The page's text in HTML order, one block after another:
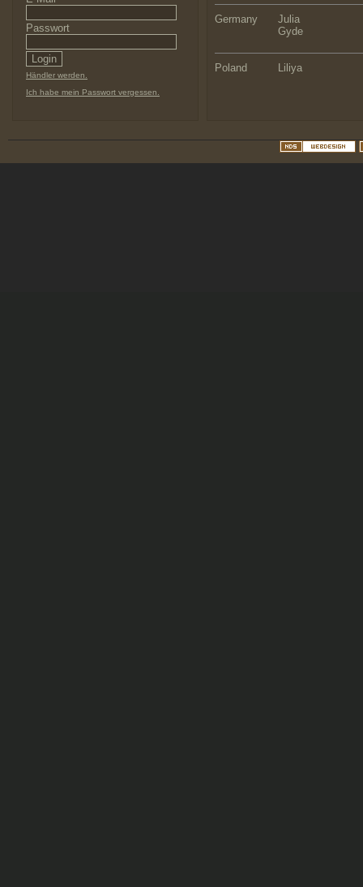
Passwort
Händler werden.
Ich habe mein Passwort vergessen.
Germany
Julia
Gyde
Poland Liliya